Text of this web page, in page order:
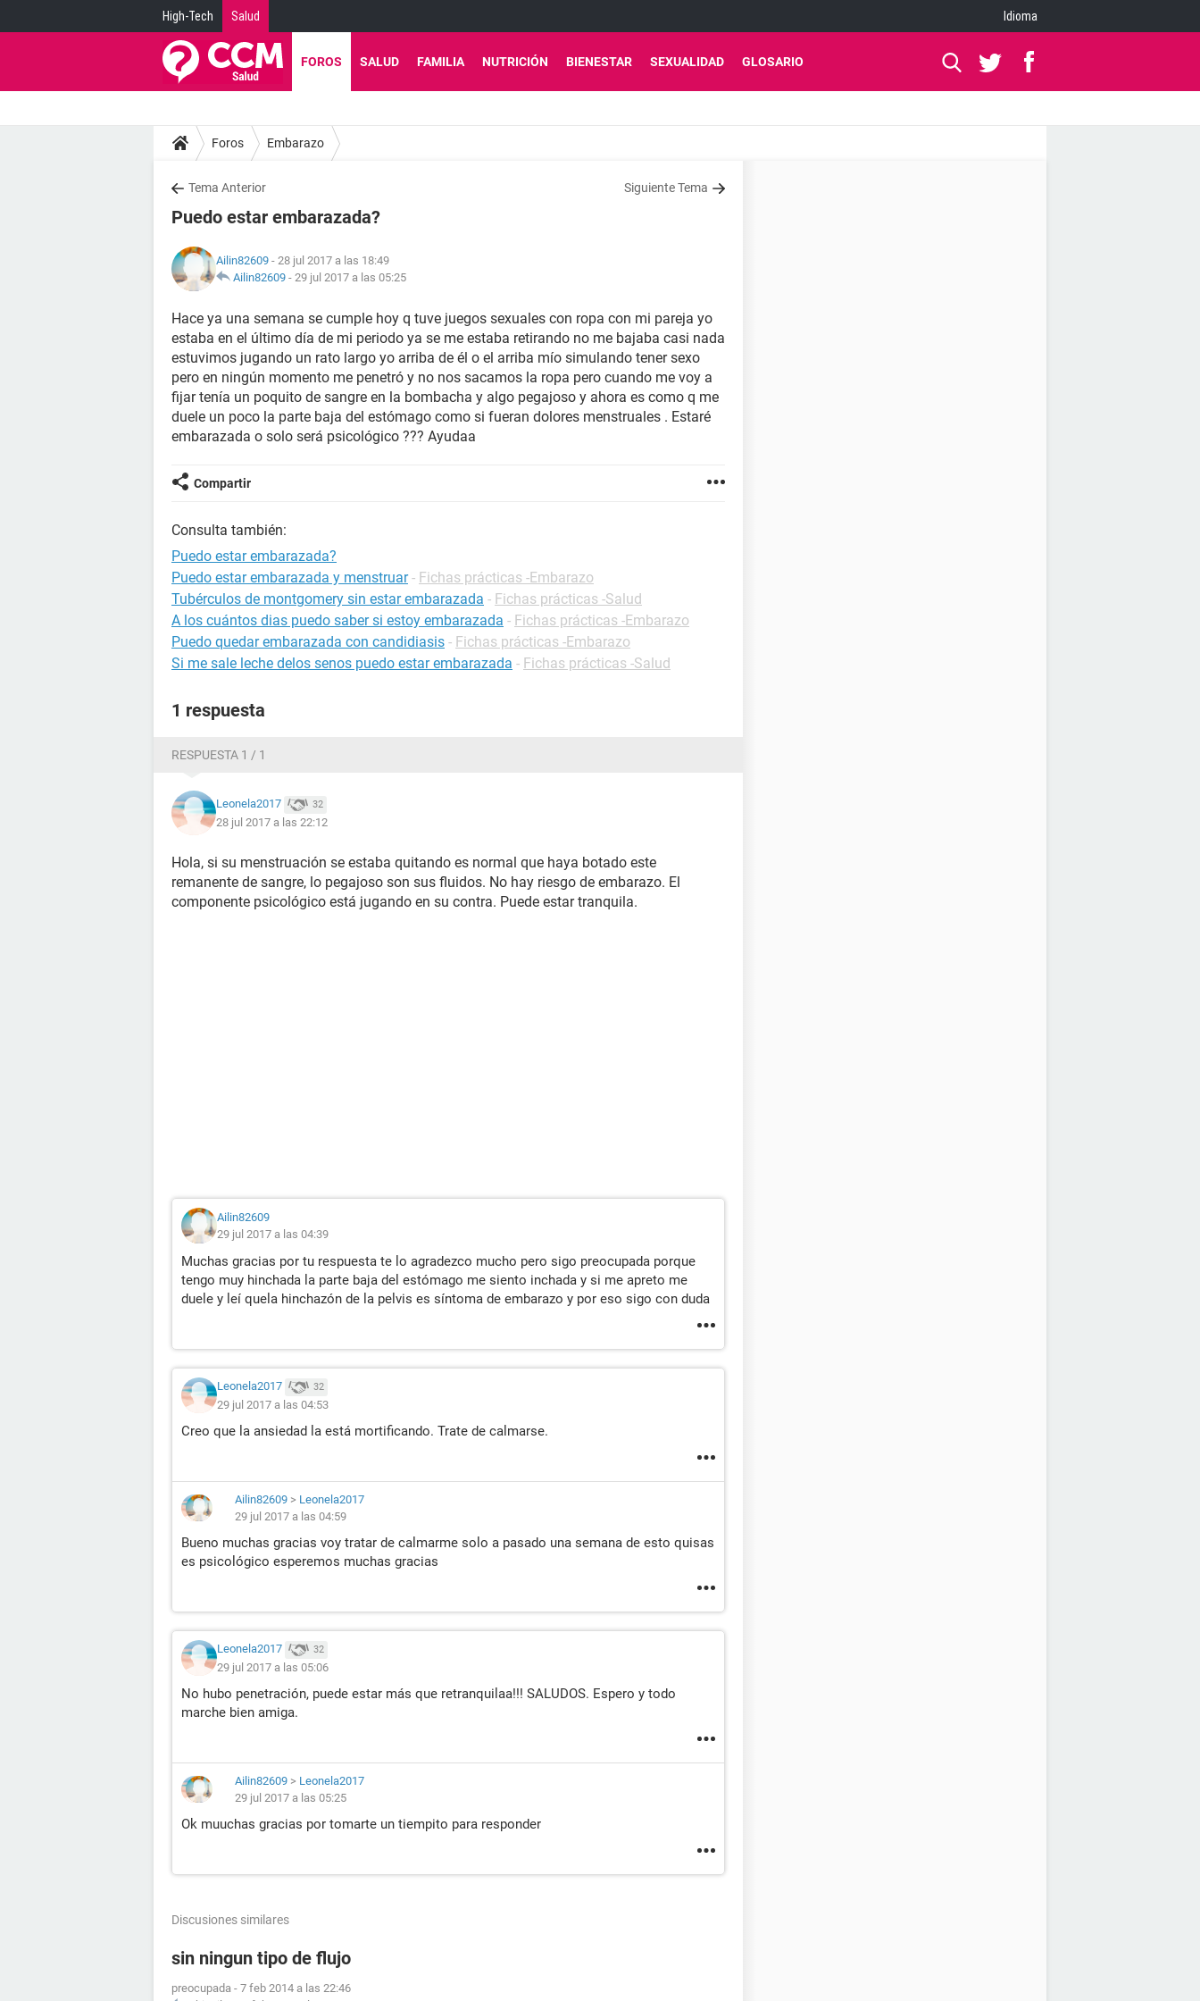
High-Tech Salud Idioma
FOROS SALUD FAMILIA NUTRICIÓN BIENESTAR SEXUALIDAD GLOSARIO
Foros Embarazo
Tema Anterior Siguiente Tema
Puedo estar embarazada?
Ailin82609 - 28 jul 2017 a las 18:49
Ailin82609 - 29 jul 2017 a las 05:25
Hace ya una semana se cumple hoy q tuve juegos sexuales con ropa con mi pareja yo
estaba en el último día de mi periodo ya se me estaba retirando no me bajaba casi nada
estuvimos jugando un rato largo yo arriba de él o el arriba mío simulando tener sexo
pero en ningún momento me penetró y no nos sacamos la ropa pero cuando me voy a
fijar tenía un poquito de sangre en la bombacha y algo pegajoso y ahora es como q me
duele un poco la parte baja del estómago como si fueran dolores menstruales . Estaré
embarazada o solo será psicológico ??? Ayudaa
Compartir
Consulta también:
Puedo estar embarazada?
Puedo estar embarazada y menstruar - Fichas prácticas -Embarazo
Tubérculos de montgomery sin estar embarazada - Fichas prácticas -Salud
A los cuántos dias puedo saber si estoy embarazada - Fichas prácticas -Embarazo
Puedo quedar embarazada con candidiasis - Fichas prácticas -Embarazo
Si me sale leche delos senos puedo estar embarazada - Fichas prácticas -Salud
1 respuesta
RESPUESTA 1 / 1
Leonela2017 32
28 jul 2017 a las 22:12
Hola, si su menstruación se estaba quitando es normal que haya botado este
remanente de sangre, lo pegajoso son sus fluidos. No hay riesgo de embarazo. El
componente psicológico está jugando en su contra. Puede estar tranquila.
Ailin82609
29 jul 2017 a las 04:39
Muchas gracias por tu respuesta te lo agradezco mucho pero sigo preocupada porque
tengo muy hinchada la parte baja del estómago me siento inchada y si me apreto me
duele y leí quela hinchazón de la pelvis es síntoma de embarazo y por eso sigo con duda
Leonela2017 32
29 jul 2017 a las 04:53
Creo que la ansiedad la está mortificando. Trate de calmarse.
Ailin82609 > Leonela2017
29 jul 2017 a las 04:59
Bueno muchas gracias voy tratar de calmarme solo a pasado una semana de esto quisas
es psicológico esperemos muchas gracias
Leonela2017 32
29 jul 2017 a las 05:06
No hubo penetración, puede estar más que retranquilaa!!! SALUDOS. Espero y todo
marche bien amiga.
Ailin82609 > Leonela2017
29 jul 2017 a las 05:25
Ok muuchas gracias por tomarte un tiempito para responder
Discusiones similares
sin ningun tipo de flujo
preocupada - 7 feb 2014 a las 22:46